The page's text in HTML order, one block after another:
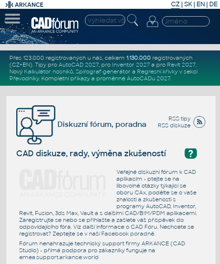
CZ | SK| EN | DE
Přes 123.000 registrovaných u nás, celkem 1.130.000registrovaných
(CZ+EN). Tipy pro AutoCAD 2027, pro Inventor 2027a pro Revit 2027.
Nový Kalkulátor nosníků, Spirograf generátor a Regresní křivkyv sekci
Převodníky. Kompletní příkazya proměnné AutoCADu 2027.
RSS tipy
RSS diskuze
Diskuzní fórum, poradna
?
CAD diskuze, rady, výměna zkušeností
Veřejné diskuzní fórum k CAD
aplikacím - ptejte se na
libovolné otázky týkající se
oboru CAx, podělte se o vaše
znalosti a zkušenosti s
programy AutoCAD, Inventor,
Revit, Fusion, 3ds Max, Vault a s dalšími CAD/BIM/PDM aplikacemi.
Zaregistrujte se nebo se přihlašte a zašlete váš příspěvek do
odpovídajícího fóra. Viz další informace o CAD Fóru. Nechcete se
registrovat? Zeptejte se v naší Facebook poradně.
Fórum nenahrazuje technický support firmy ARKANCE (CAD
Studio) - přímá podpora pro zákazníky funguje na
emea.support.arkance.world